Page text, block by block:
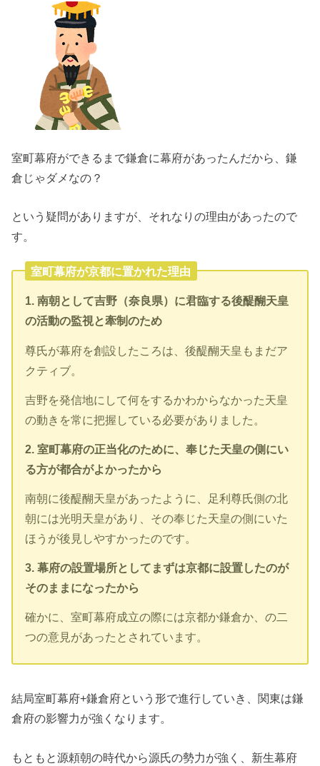
室町幕府ができるまで鎌倉に幕府があったんだから、鎌
倉じゃダメなの？
という疑問がありますが、それなりの理由があったので
す。
室町幕府が京都に置かれた理由
1. 南朝として吉野（奈良県）に君臨する後醍醐天皇
の活動の監視と牽制のため
尊氏が幕府を創設したころは、後醍醐天皇もまだア
クティブ。
吉野を発信地にして何をするかわからなかった天皇
の動きを常に把握している必要がありました。
2. 室町幕府の正当化のために、奉じた天皇の側にい
る方が都合がよかったから
南朝に後醍醐天皇があったように、足利尊氏側の北
朝には光明天皇があり、その奉じた天皇の側にいた
ほうが後見しやすかったのです。
3. 幕府の設置場所としてまずは京都に設置したのが
そのままになったから
確かに、室町幕府成立の際には京都か鎌倉か、の二
つの意見があったとされています。
結局室町幕府+鎌倉府という形で進行していき、関東は鎌
倉府の影響力が強くなります。
もともと源頼朝の時代から源氏の勢力が強く、新生幕府